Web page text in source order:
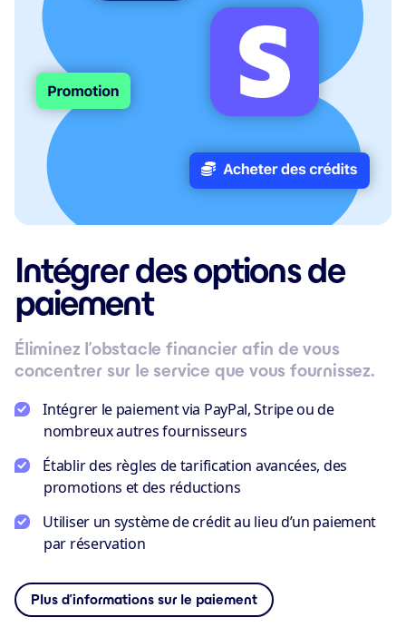
Intégrer des options de
paiement
Éliminez l’obstacle financier afin de vous
concentrer sur le service que vous fournissez.
Intégrer le paiement via PayPal, Stripe ou de
nombreux autres fournisseurs
Établir des règles de tarification avancées, des
promotions et des réductions
Utiliser un système de crédit au lieu d’un paiement
par réservation
Plus d’informations sur le paiement